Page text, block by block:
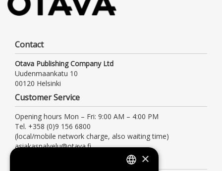
Contact
Otava Publishing Company Ltd
Uudenmaankatu 10
00120 Helsinki
Customer Service
Opening hours Mon – Fri: 9:00 AM – 4:00 PM
Tel. +358 (0)9 156 6800
(local/mobile network charge, also waiting time)
asiakaspalvelu@otava.fi
×